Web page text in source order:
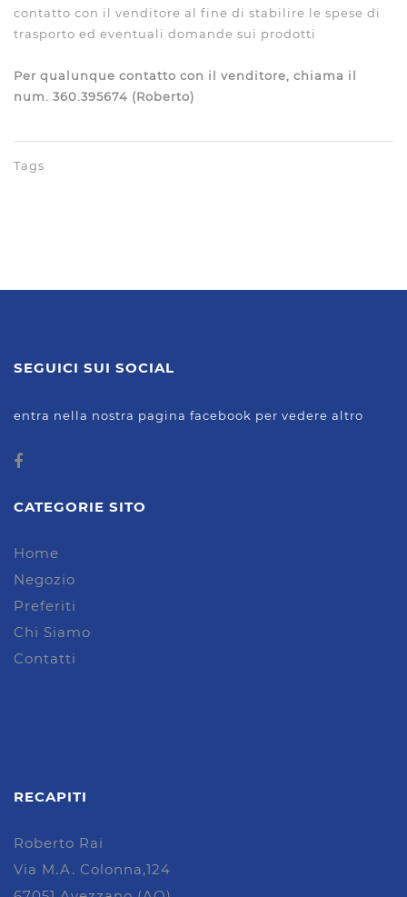
contatto con il venditore al fine di stabilire le spese di
trasporto ed eventuali domande sui prodotti
Per qualunque contatto con il venditore, chiama il
num. 360.395674 (Roberto)
Tags
SEGUICI SUI SOCIAL
entra nella nostra pagina facebook per vedere altro
CATEGORIE SITO
Home
Negozio
Preferiti
Chi Siamo
Contatti
RECAPITI
Roberto Rai
Via M.A. Colonna,124